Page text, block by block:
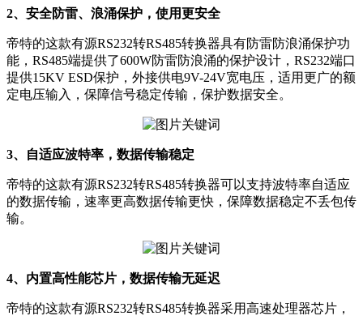
2、安全防雷、浪涌保护，使用更安全
帝特的这款有源RS232转RS485转换器具有防雷防浪涌保护功
能，RS485端提供了600W防雷防浪涌的保护设计，RS232端口
提供15KV ESD保护，外接供电9V-24V宽电压，适用更广的额
定电压输入，保障信号稳定传输，保护数据安全。
3、自适应波特率，数据传输稳定
帝特的这款有源RS232转RS485转换器可以支持波特率自适应
的数据传输，速率更高数据传输更快，保障数据稳定不丢包传
输。
4、内置高性能芯片，数据传输无延迟
帝特的这款有源RS232转RS485转换器采用高速处理器芯片，